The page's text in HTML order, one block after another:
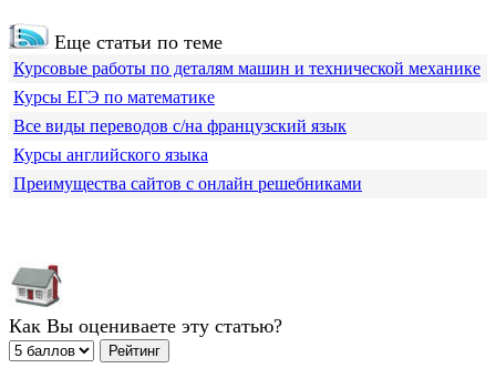
Еще статьи по теме
Курсовые работы по деталям машин и технической механике
Курсы ЕГЭ по математике
Все виды переводов с/на французский язык
Курсы английского языка
Преимущества сайтов с онлайн решебниками
Как Вы оцениваете эту статью?